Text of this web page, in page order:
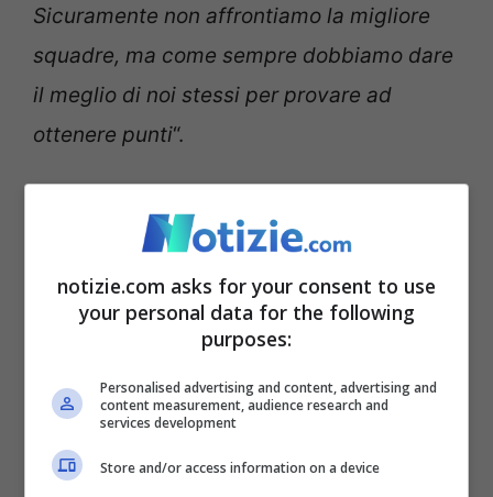
Sicuramente non affrontiamo la migliore
squadre, ma come sempre dobbiamo dare
il meglio di noi stessi per provare ad
ottenere punti“.
Napoli-Rangers, orario e
come vederla in tv
La sfida tra Napoli e Rangers, valevole per
giocherà allo stadioMaradona di Napolie
inizierà alle ore 21
trasmesso in diretta suSky Sporte
notizie.com asks for your consent to use
your personal data for the following
purposes:
Personalised advertising and content, advertising and
content measurement, audience research and
services development
Store and/or access information on a device